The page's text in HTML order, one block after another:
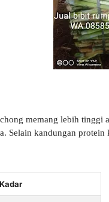
memang lebih tinggi
Selain kandungan
Kadar